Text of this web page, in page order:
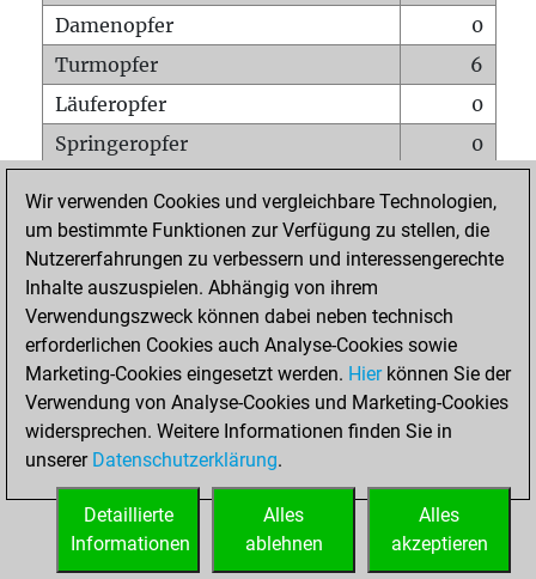
Damenopfer
0
Turmopfer
6
Läuferopfer
0
Springeropfer
0
Matt auf vollem Brett
0
Bauer setzt Matt
0
Erstickte Matts
Unterverwandlungen
Türme auf der siebten
0
STARTSEITE
Wir verwenden Cookies und vergleichbare Technologien,
um bestimmte Funktionen zur Verfügung zu stellen, die
Nutzererfahrungen zu verbessern und interessengerechte
Inhalte auszuspielen. Abhängig von ihrem
Verwendungszweck können dabei neben technisch
erforderlichen Cookies auch Analyse-Cookies sowie
Marketing-Cookies eingesetzt werden. Hierkönnen Sie der
Verwendung von Analyse-Cookies und Marketing-Cookies
widersprechen. Weitere Informationen finden Sie in
unserer Datenschutzerklärung.
Alles
akzeptieren
Alles
ablehnen
Detaillierte
Informationen